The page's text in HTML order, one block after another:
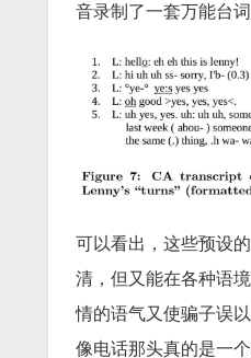
音录制了一套万能台词
可以看出，这些预设
清，但又能在各种语
情的语气又使骗子误
像电话那头真的是一